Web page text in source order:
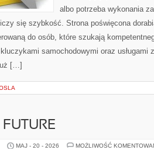
albo potrzeba wykonania
się szybkość. Strona poświęcona
do osób, które szukają
samochodowymi oraz usługami
[…]
MAJ - 20 - 2026 MOŻLIWOŚĆ